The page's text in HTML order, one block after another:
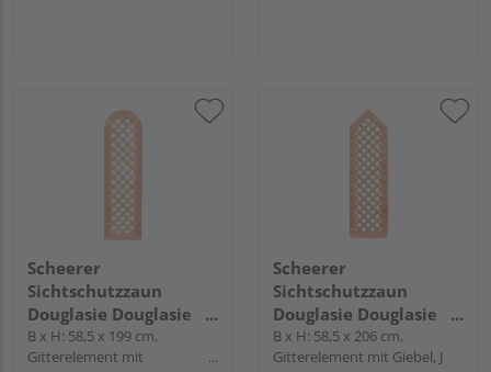
Scheerer
Sichtschutzzaun
Douglasie Douglasie
natur unbehandelt
"Wilsede"
B x H: 58,5 x 199 cm,
Gitterelement mit
Scheerer
Sichtschutzzaun
Douglasie Douglasie
natur unbehandelt
"Wilsede"
B x H: 58,5 x 206 cm,
Gitterelement mit Giebel, J